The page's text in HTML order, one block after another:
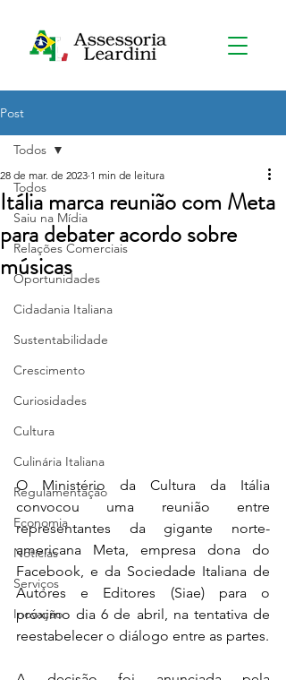
Post
Todos
Saiu na Mídia
Relações Comerciais
Oportunidades
Cidadania Italiana
Sustentabilidade
Crescimento
Curiosidades
Cultura
Culinária Italiana
Regulamentação
Economia
Notícias
Serviços
Inovação
Todos
Itália marca reunião com Meta
para debater acordo sobre
músicas
28 de mar. de 2023 1 min de leitura
O Ministério da Cultura da Itália
convocou uma reunião entre
representantes da gigante norte-
americana Meta, empresa dona do
Facebook, e da Sociedade Italiana de
Autores e Editores (Siae) para o
próximo dia 6 de abril, na tentativa de
reestabelecer o diálogo entre as partes.